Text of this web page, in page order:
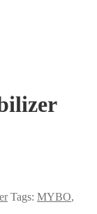
Tags: MYBO,